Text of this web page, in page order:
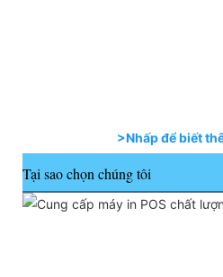
>Nhấp để biết
Tại sao chọn chúng tôi